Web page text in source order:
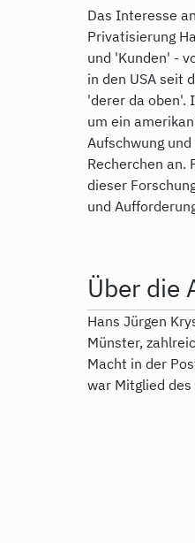
Das Interesse
Privatisierung
und 'Kunden' -
in den USA seit
'derer da oben'.
um ein
Aufschwung
Recherchen an.
dieser
und
Über die
Hans Jürgen
Münster,
Macht in der
war Mitglied